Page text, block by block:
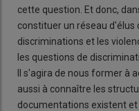
cette question. Et donc,
constituer un réseau
discriminations et les
les questions de
Il s'agira de nous former à
aussi à connaître les
documentations existent